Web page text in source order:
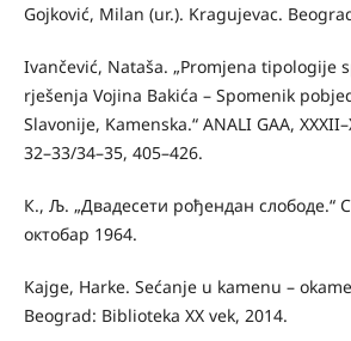
Gojković, Milan (ur.). Kragujevac.
Ivančević, Nataša. „Promjena tipologije
rješenja Vojina Bakića – Spomenik
Slavonije, Kamenska.“ ANALI GAA,
32–33/34–35, 405–426.
К., Љ. „Двадесети рођендан слободе.“
октобар 1964.
Kajge, Harke. Sećanje u kamenu –
Beograd: Biblioteka XX vek, 2014.